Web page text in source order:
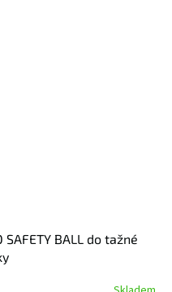
BALL do tažné